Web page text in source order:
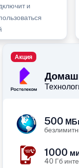
и
Акция
500
1000
40 Гб